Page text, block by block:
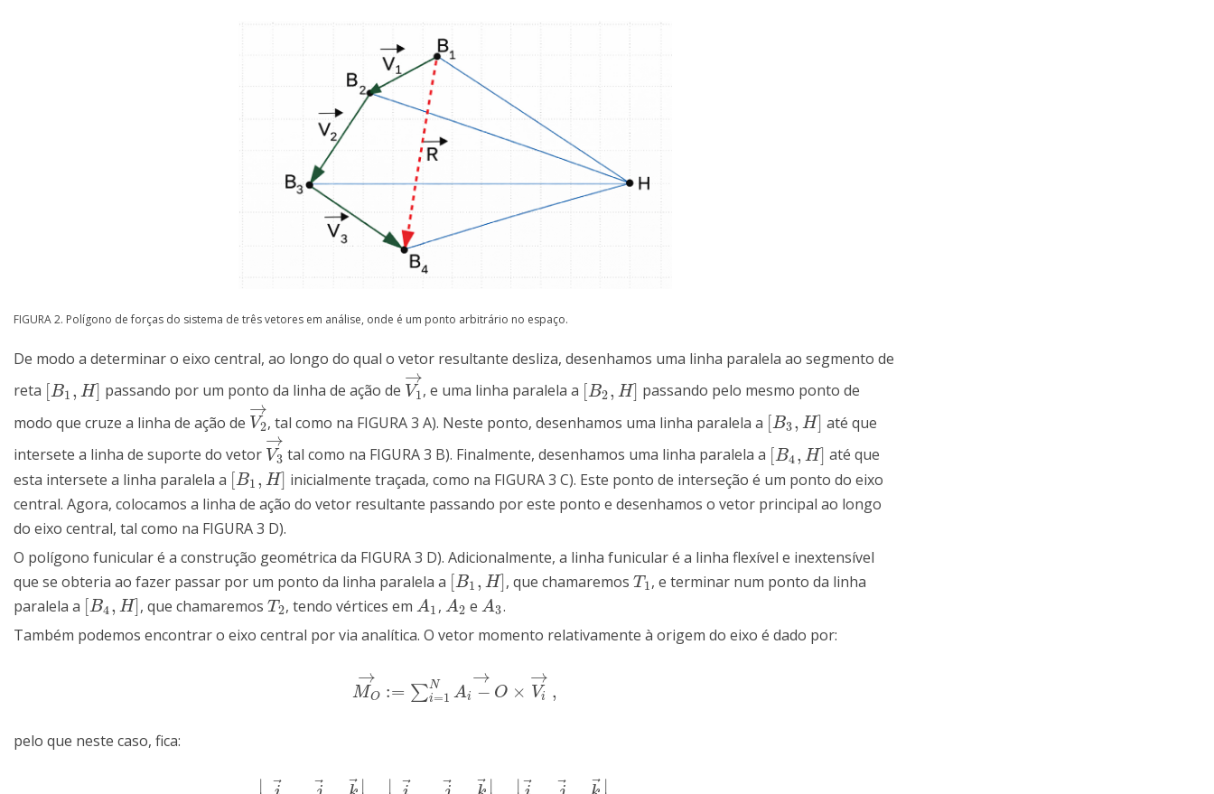
FIGURA 2. Polígono de forças do sistema de três vetores em análise, onde é um ponto arbitrário no espaço.
De modo a determinar o eixo central, ao longo do qual o vetor resultante desliza, desenhamos uma linha paralela ao segmento de
reta [B1 , H]
B1 H] passando por um ponto da linha de ação de V1
→
V1→
, e uma linha paralela a [B2, H]
[B2,H]
passando pelo mesmo ponto de
modo que cruze a linha de ação de V2
→
V2→
, tal como na FIGURA 3 A). Neste ponto, desenhamos uma linha paralela a [B3, H]
[B3,H]
até que
intersete a linha de suporte do vetor V3
→
V3 →
tal como na FIGURA 3 B). Finalmente, desenhamos uma linha paralela a [B4, H]
[B4,H]
até que
esta intersete a linha paralela a [B1 , H]
B1 H]
inicialmente traçada, como na FIGURA 3 C). Este ponto de interseção é um ponto do eixo
central. Agora, colocamos a linha de ação do vetor resultante passando por este ponto e desenhamos o vetor principal ao longo
do eixo central, tal como na FIGURA 3 D).
O polígono funicular é a construção geométrica da FIGURA 3 D). Adicionalmente, a linha funicular é a linha flexível e inextensível
que se obteria ao fazer passar por um ponto da linha paralela a [B1 , H]
B1 H] , que chamaremosT1
T1, e terminar num ponto da linha
paralela a [B4, H]
B4,H] , que chamaremosT2
T2, tendo vértices emA1
A1 , A2
A2 eA3
A3 .
Também podemos encontrar o eixo central por via analítica. O vetor momento relativamente à origem do eixo é dado por:
MO
→
:= ∑N
i=1 Ai − O
→
× Vi
→
,
MO→:=∑ i= 1NA i−O →×Vi →
pelo que neste caso, fica:
∣
⃗
⃗ ∣ ∣
⃗
⃗ ∣ ∣
⃗
⃗
⃗ ∣